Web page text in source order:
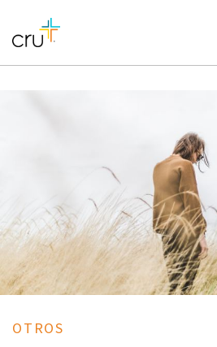
AFRICA
AMERICA / CARIBBEAN
OCEANIA
OTROS